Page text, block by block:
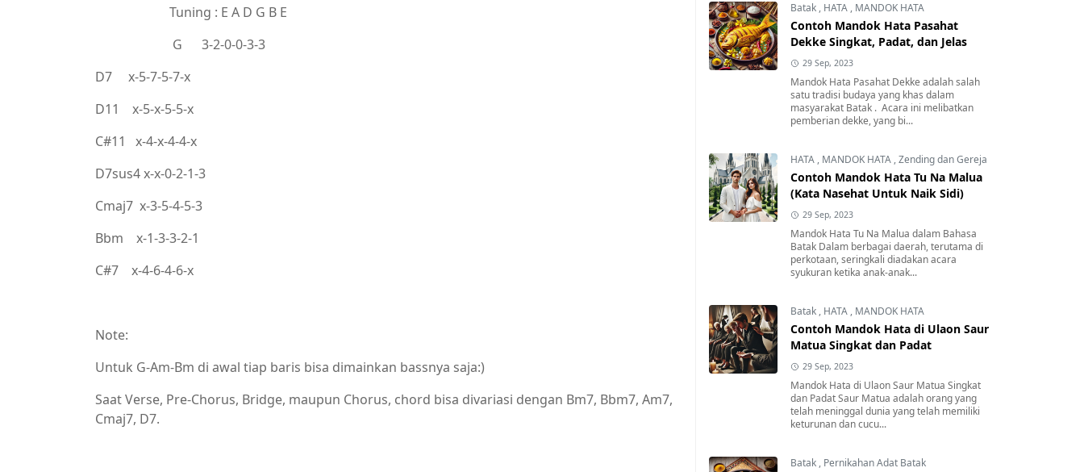
Tuning : E A D G B E
G 3-2-0-0-3-3
D7 x-5-7-5-7-x
D11 x-5-x-5-5-x
C#11 x-4-x-4-4-x
D7sus4 x-x-0-2-1-3
Cmaj7 x-3-5-4-5-3
Bbm x-1-3-3-2-1
C#7 x-4-6-4-6-x
Note:
Untuk G-Am-Bm di awal tiap baris bisa dimainkan bassnya saja:)
Saat Verse, Pre-Chorus, Bridge, maupun Chorus, chord bisa divariasi dengan Bm7, Bbm7, Am7,
Cmaj7, D7.
Batak , HATA , MANDOK HATA
Contoh Mandok Hata Pasahat
Dekke Singkat, Padat, dan Jelas
29 Sep, 2023
Mandok Hata Pasahat Dekke adalah salah
satu tradisi budaya yang khas dalam
masyarakat Batak . Acara ini melibatkan
pemberian dekke, yang bi...
HATA , MANDOK HATA ,Zending dan Gereja
Contoh Mandok Hata Tu Na Malua
(Kata Nasehat Untuk Naik Sidi)
29 Sep, 2023
Mandok Hata Tu Na Malua dalam Bahasa
Batak Dalam berbagai daerah, terutama di
perkotaan, seringkali diadakan acara
syukuran ketika anak-anak...
Batak , HATA , MANDOK HATA
Contoh Mandok Hata di Ulaon Saur
Matua Singkat dan Padat
29 Sep, 2023
Mandok Hata di Ulaon Saur Matua Singkat
dan Padat Saur Matua adalah orang yang
telah meninggal dunia yang telah memiliki
keturunan dan cucu...
Batak , Pernikahan Adat Batak